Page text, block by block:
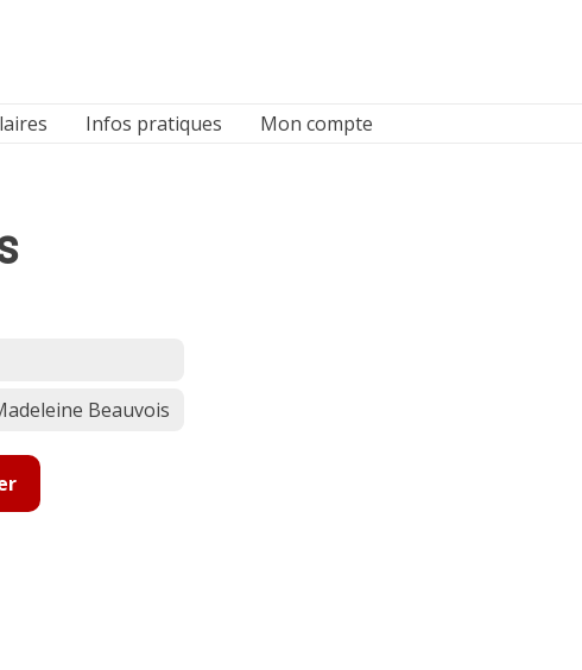
Infos pratiques Mon compte
Beauvois